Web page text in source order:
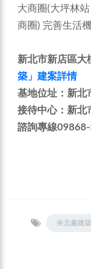
大商圈(大坪林
商圈) 完善生活機
新北市新店區大
築」建案詳情
基地位址：新北
接待中心：新北
諮詢專線
央北鑫建築